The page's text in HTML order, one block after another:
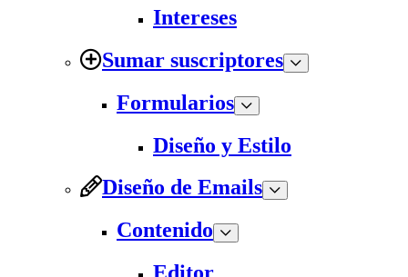
Intereses
Sumar suscriptores
Formularios
Diseño y Estilo
Diseño de Emails
Contenido